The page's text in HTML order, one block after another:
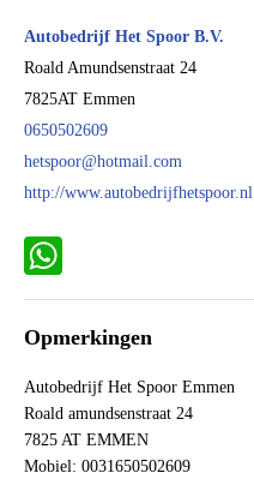
Cilinderinhoud
Aantal cilinders
Kleur
Motorrijtuigenbelasting
Gewicht (leeg)
Aandrijving
Max. trekgewicht ongeremd
Gecombineerd verbruik
Verbruik snelweg
Autobedrijf Het Spoor B.V.
Roald Amundsenstraat 24
7825AT Emmen
0650502609
hetspoor@hotmail.com
http://www.autobedrijfhetspoor.nl
Opmerkingen
Autobedrijf Het Spoor Emmen
Roald amundsenstraat 24
7825 AT EMMEN
Mobiel: 0031650502609